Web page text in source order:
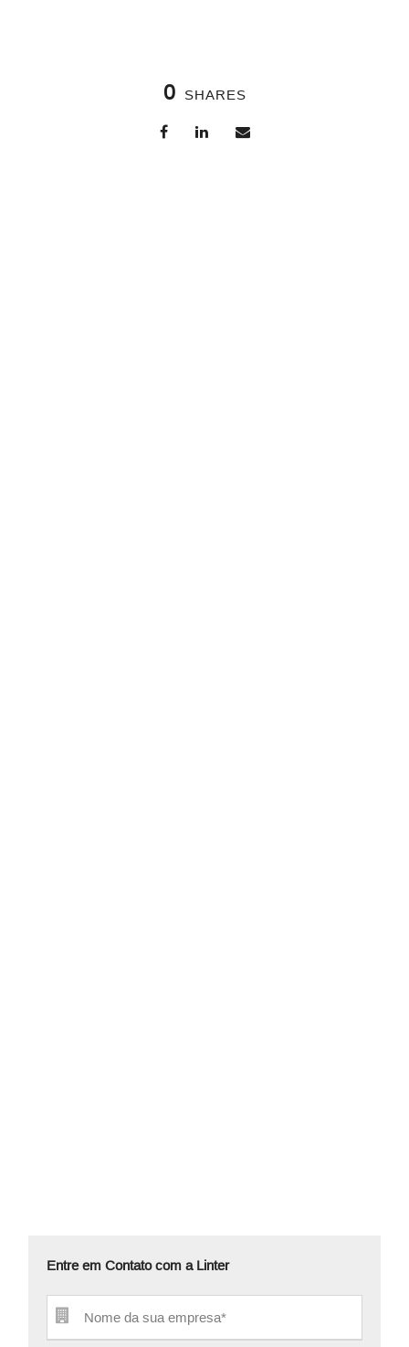
0 SHARES
Entre em Contato com a Linter